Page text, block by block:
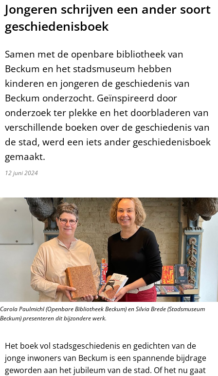
Jongeren schrijven een ander soort
geschiedenisboek
Samen met de openbare bibliotheek van
Beckum en het stadsmuseum hebben
kinderen en jongeren de geschiedenis van
Beckum onderzocht. Geïnspireerd door
onderzoek ter plekke en het doorbladeren van
verschillende boeken over de geschiedenis van
de stad, werd een iets ander geschiedenisboek
gemaakt.
12 juni 2024
Carola Paulmichl (Openbare Bibliotheek Beckum) en Silvia Brede (Stadsmuseum
Beckum) presenteren dit bijzondere werk.
Het boek vol stadsgeschiedenis en gedichten van de
jonge inwoners van Beckum is een spannende bijdrage
geworden aan het jubileum van de stad. Of het nu gaat